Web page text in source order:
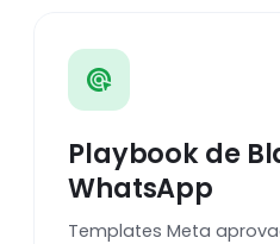
Playbook de
WhatsApp
Templates Meta